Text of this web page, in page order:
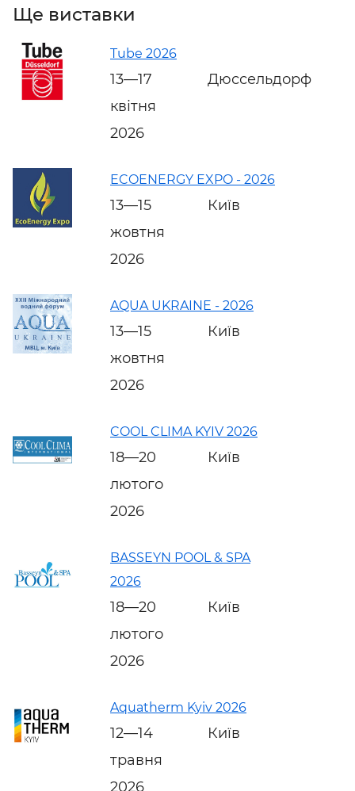
Ще виставки
Tube 2026
13—17
квітня
2026
Дюссельдорф
ECOENERGY EXPO - 2026
13—15
жовтня
2026
Київ
AQUA UKRAINE - 2026
13—15
жовтня
2026
Київ
COOL CLIMA KYIV 2026
18—20
лютого
2026
Київ
BASSEYN POOL & SPA
2026
18—20
лютого
2026
Київ
Aquatherm Kyiv 2026
12—14
травня
2026
Київ